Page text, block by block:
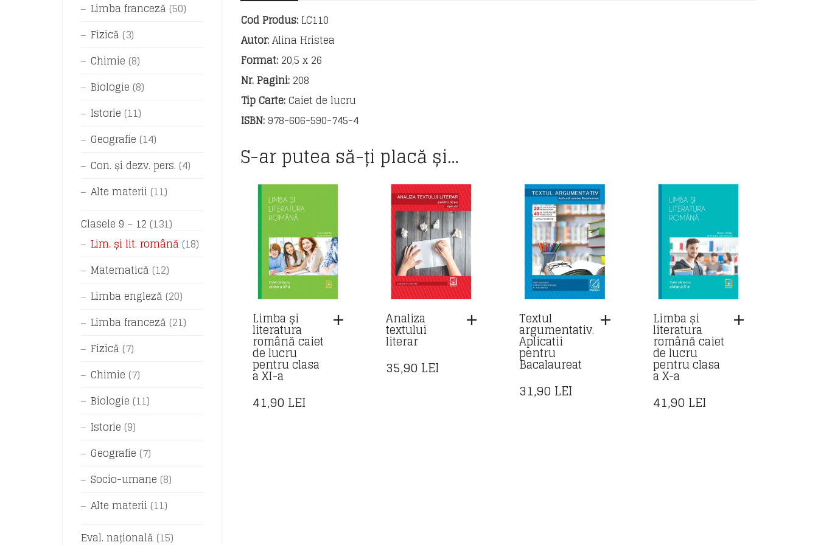
Cod Produs:LC110
Autor:Alina Hristea
Format:20,5 x 26
Nr. Pagini:208
Tip Carte:Caiet de lucru
ISBN:978-606-590-745-4
S-ar putea să-ți placă și…
Limba și
literatura
română caiet
de lucru
pentru clasa
a XI-a
41,90 LEI
Analiza
textului
literar
35,90 LEI
Textul
argumentativ.
Aplicatii
pentru
Bacalaureat
31,90 LEI
Limba și
literatura
română caiet
de lucru
pentru clasa
a X-a
41,90 LEI
Limba franceză (50)
Fizică (3)
Chimie (8)
Biologie (8)
Istorie (11)
Geografie (14)
Con. și dezv. pers. (4)
Alte materii (11)
Clasele 9 – 12 (131)
Lim. și lit. română (18)
Matematică (12)
Limba engleză (20)
Limba franceză (21)
Fizică (7)
Chimie (7)
Biologie (11)
Istorie (9)
Geografie (7)
Socio-umane (8)
Alte materii (11)
Eval. națională (15)